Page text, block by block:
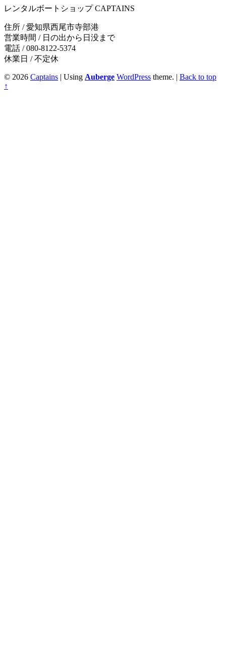
レンタルボートショップ CAPTAINS
住所 / 愛知県西尾市寺部港
営業時間 / 日の出から日没まで
電話 / 080-8122-5374
休業日 / 不定休
© 2026 Captains | Using Auberge WordPress theme. | Back to top
↑